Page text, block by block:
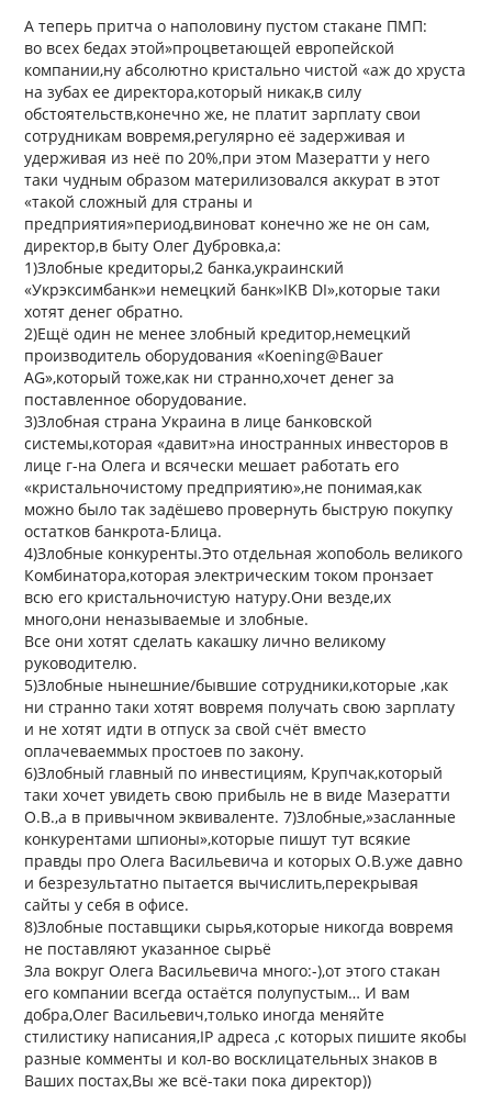
А теперь притча о наполовину пустом стакане ПМП:
во всех бедах этой»процветающей европейской
компании,ну абсолютно кристально чистой «аж до хруста
на зубах ее директора,который никак,в силу
обстоятельств,конечно же, не платит зарплату свои
сотрудникам вовремя,регулярно её задерживая и
удерживая из неё по 20%,при этом Мазератти у него
таки чудным образом материлизовался аккурат в этот
«такой сложный для страны и
предприятия»период,виноват конечно же не он сам,
директор,в быту Олег Дубровка,а:
1)Злобные кредиторы,2 банка,украинский
«Укрэксимбанк»и немецкий банк»IKB DI»,которые таки
хотят денег обратно.
2)Ещё один не менее злобный кредитор,немецкий
производитель оборудования «Koening@Bauer
AG»,который тоже,как ни странно,хочет денег за
поставленное оборудование.
3)Злобная страна Украина в лице банковской
системы,которая «давит»на иностранных инвесторов в
лице г-на Олега и всячески мешает работать его
«кристальночистому предприятию»,не понимая,как
можно было так задёшево провернуть быструю покупку
остатков банкрота-Блица.
4)Злобные конкуренты.Это отдельная жопоболь великого
Комбинатора,которая электрическим током пронзает
всю его кристальночистую натуру.Они везде,их
много,они неназываемые и злобные.
Все они хотят сделать какашку лично великому
руководителю.
5)Злобные нынешние/бывшие сотрудники,которые ,как
ни странно таки хотят вовремя получать свою зарплату
и не хотят идти в отпуск за свой счёт вместо
оплачеваеммых простоев по закону.
6)Злобный главный по инвестициям, Крупчак,который
таки хочет увидеть свою прибыль не в виде Мазератти
О.В.,а в привычном эквиваленте. 7)Злобные,»засланные
конкурентами шпионы»,которые пишут тут всякие
правды про Олега Васильевича и которых О.В.уже давно
и безрезультатно пытается вычислить,перекрывая
сайты у себя в офисе.
8)Злобные поставщики сырья,которые никогда вовремя
не поставляют указанное сырьё
Зла вокруг Олега Васильевича много:-),от этого стакан
его компании всегда остаётся полупустым… И вам
добра,Олег Васильевич,только иногда меняйте
стилистику написания,IP адреса ,с которых пишите якобы
разные комменты и кол-во восклицательных знаков в
Ваших постах,Вы же всё-таки пока директор))